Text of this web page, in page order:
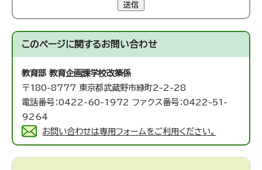
送信
このページに関するお問い合わせ
教育部 教育企画課学校改築係
〒180-8777 東京都武蔵野市緑町2-2-28
電話番号：0422-60-1972 ファクス番号：0422-51-
9264
お問い合わせは専用フォームをご利用ください。